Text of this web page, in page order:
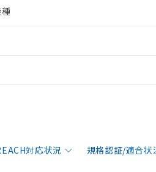
対応状況 規格認証/適合状